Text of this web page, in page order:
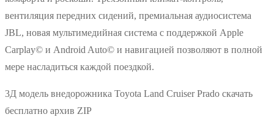
вентиляция передних сидений, премиальная аудиосистема
JBL, новая мультимедийная система с поддержкой Apple
Carplay©️ и Android Auto©️ и навигацией позволяют в полной
мере насладиться каждой поездкой.
3Д модель внедорожника Toyota Land Cruiser Prado скачать
бесплатно архив ZIP